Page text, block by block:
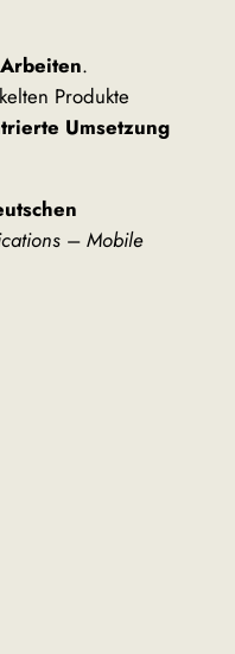
.
Produkte
Umsetzung
– Mobile